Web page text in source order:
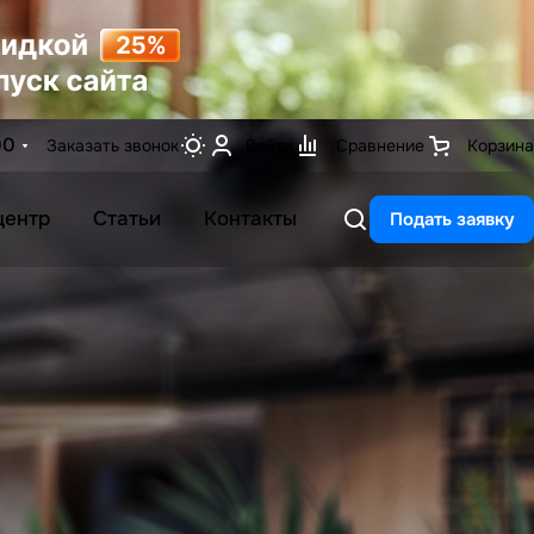
Заказать звонок Войти Сравнение Корзина
Статьи Контакты Подать заявку